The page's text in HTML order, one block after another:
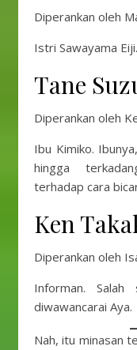
Diperankan oleh
Istri Sawayama
Tane
Diperankan oleh
Ibu Kimiko.
hingga
terhadap cara
Ken
Diperankan oleh
Informan.
diwawancarai Aya.
Nah, itu minasan